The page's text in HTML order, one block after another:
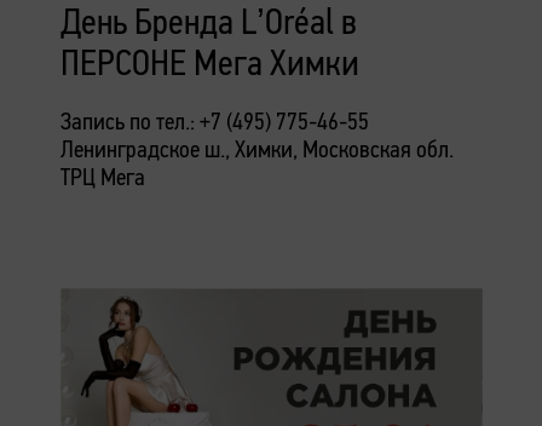
День Бренда L’Oréal в
ПЕРСОНЕ Мега Химки
Запись по тел.: +7 (495) 775-46-55
Ленинградское ш., Химки, Московская обл.
ТРЦ Мега